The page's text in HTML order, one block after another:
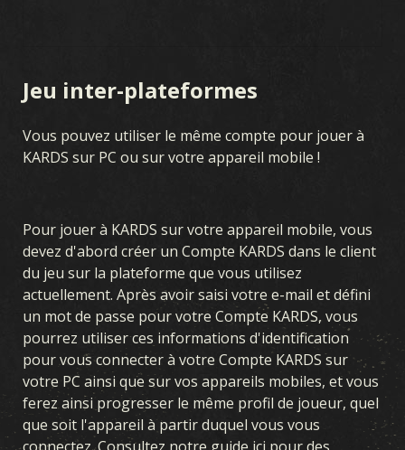
Jeu inter-plateformes
Vous pouvez utiliser le même compte pour jouer à
KARDS sur PC ou sur votre appareil mobile !
Pour jouer à KARDS sur votre appareil mobile, vous
devez d'abord créer un Compte KARDS dans le client
du jeu sur la plateforme que vous utilisez
actuellement. Après avoir saisi votre e-mail et défini
un mot de passe pour votre Compte KARDS, vous
pourrez utiliser ces informations d'identification
pour vous connecter à votre Compte KARDS sur
votre PC ainsi que sur vos appareils mobiles, et vous
ferez ainsi progresser le même profil de joueur, quel
que soit l'appareil à partir duquel vous vous
JEU
BIENVENUE SUR KARDS COMMENT JOUER
BOUTIQUE
CARTES
CARDS COLLECTION CONSTRUCTEUR DE DECK
DECKS
DRAFT
EXTENSIONS DE KARDS
TEMPÊTE EN OCÉANIE
DÉBUT DE GUERRE